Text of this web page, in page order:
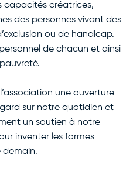
capacités créatrices,
des personnes vivant des
ou de handicap.
de chacun et ainsi
une ouverture
sur notre quotidien et
un soutien à notre
inventer les formes
demain.